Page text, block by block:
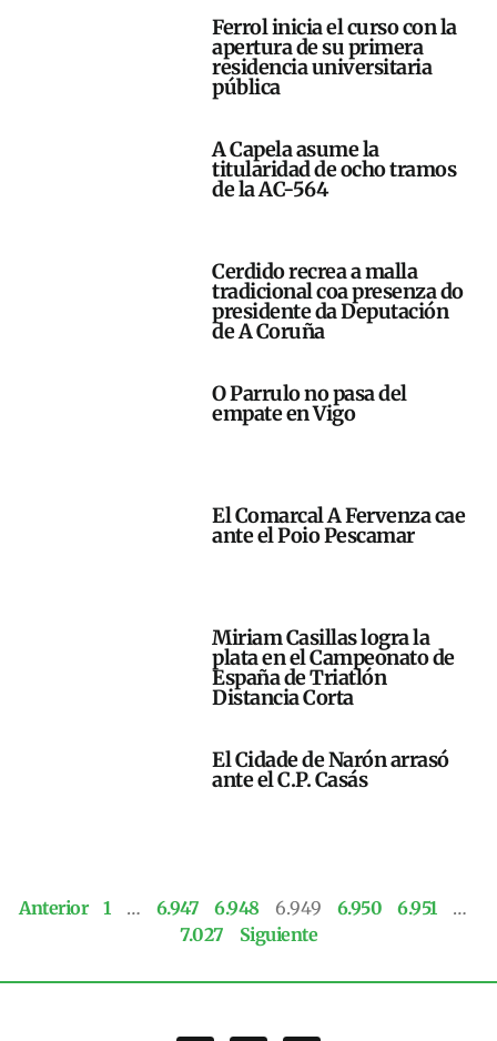
Ferrol inicia el curso con la
apertura de su primera
residencia universitaria
pública
A Capela asume la
titularidad de ocho tramos
de la AC-564
Cerdido recrea a malla
tradicional coa presenza do
presidente da Deputación
de A Coruña
O Parrulo no pasa del
empate en Vigo
El Comarcal A Fervenza cae
ante el Poio Pescamar
Miriam Casillas logra la
plata en el Campeonato de
España de Triatlón
Distancia Corta
El Cidade de Narón arrasó
ante el C.P. Casás
Anterior 1 … 6.947 6.948 6.949 6.950 6.951
…
7.027
Siguiente